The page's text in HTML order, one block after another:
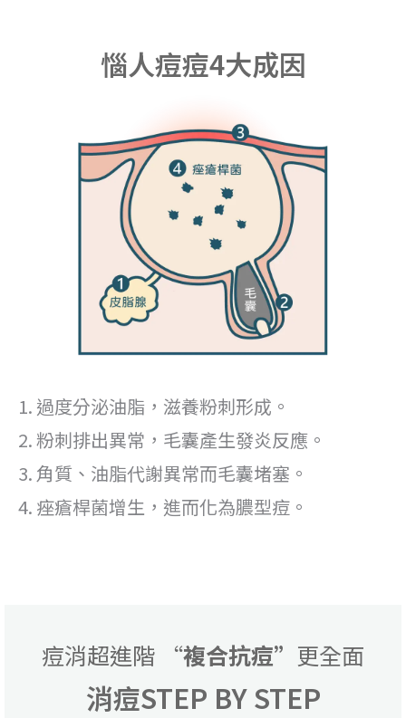
惱人痘痘4大成因
1. 過度分泌油脂，滋養粉刺形成。
2. 粉刺排出異常，毛囊產生發炎反應。
3. 角質、油脂代謝異常而毛囊堵塞。
4. 痤瘡桿菌增生，進而化為膿型痘。
痘消超進階 “複合抗痘” 更全面
消痘STEP BY STEP